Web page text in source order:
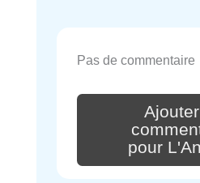
Pas de commentaire
pour